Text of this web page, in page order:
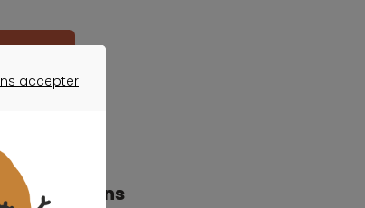
maisons
accepter